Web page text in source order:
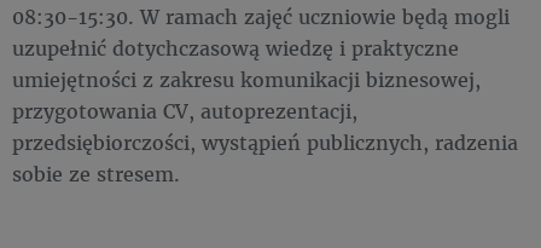
08:30-15:30. W ramach zajęć uczniowie będą mogli
uzupełnić dotychczasową wiedzę i praktyczne
umiejętności z zakresu komunikacji biznesowej,
przygotowania CV, autoprezentacji,
przedsiębiorczości, wystąpień publicznych, radzenia
sobie ze stresem.